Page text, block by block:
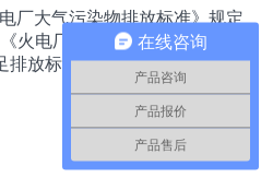
厂大气污染物排放标准》规定
火电厂大气污染物排放标准》
排放标准的要求，达到保护大
在线咨询
产品咨询
产品报价
产品售后